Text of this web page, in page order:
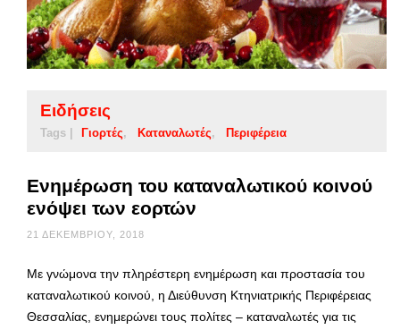
Ειδήσεις
Tags | Γιορτές Καταναλωτές Περιφέρεια
Ενημέρωση του καταναλωτικού κοινού
ενόψει των εορτών
21 ΔΕΚΕΜΒΡΊΟΥ, 2018
Με γνώμονα την πληρέστερη ενημέρωση και προστασία του
καταναλωτικού κοινού, η Διεύθυνση Κτηνιατρικής Περιφέρειας
Θεσσαλίας, ενημερώνει τους πολίτες – καταναλωτές για τις